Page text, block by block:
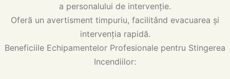
a personalului de intervenție.
Oferă un avertisment timpuriu, facilitând evacuarea și
intervenția rapidă.
Beneficiile Echipamentelor Profesionale pentru Stingerea
Incendiilor: